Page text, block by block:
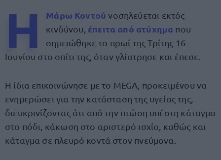
Η Μάρω Κοντού νοσηλεύεται εκτός
κινδύνου, έπειτα από ατύχημα που
σημειώθηκε το πρωί της Τρίτης 16
Ιουνίου στο σπίτι της, όταν γλίστρησε και έπεσε.
Η ίδια επικοινώνησε με το MEGA, προκειμένου να
ενημερώσει για την κατάσταση της υγείας της,
διευκρινίζοντας ότι από την πτώση υπέστη κάταγμα
στο πόδι, κάκωση στο αριστερό ισχίο, καθώς και
κάταγμα σε πλευρό κοντά στον πνεύμονα.